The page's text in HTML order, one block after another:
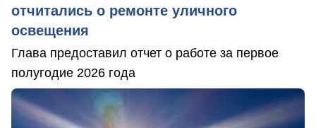
отчитались о ремонте уличного
освещения
Глава предоставил отчет о работе за первое
полугодие 2026 года